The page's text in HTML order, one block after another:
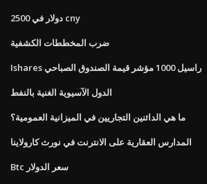
2500 دولار في cny
ضرب المخططات الكشفية
Ishares راسيل 1000 مؤشر قيمة الصندوق الصباحي
الدول الآسيوية الغنية بالنفط
ما هي الدائنين التجاريين في الميزانية العمومية؟
المدارس العقارية على الانترنت في نورث كارولاينا
Btc سعر الدولار